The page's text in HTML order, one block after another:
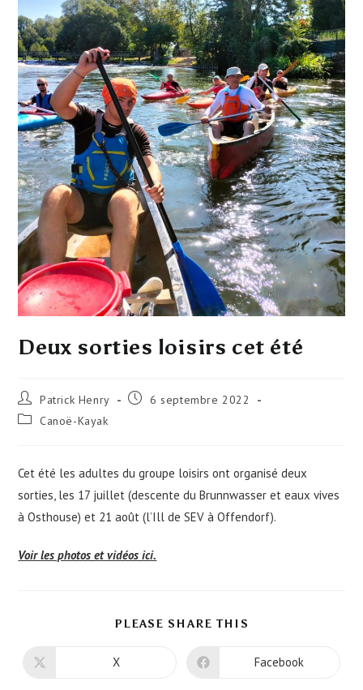
Deux sorties loisirs cet été
Auteur/autrice
de
la
Patrick Henry
Publication
6 septembre 2022
Post Canoë-Kayak
Cet été les adultes du groupe loisirs ont organisé deux
sorties, les 17 juillet (descente du Brunnwasser et eaux vives
à Osthouse) et 21 août (l’Ill de SEV à Offendorf).
Voir les photos et vidéos ici.
PLEASE SHARE THIS
CONTENU
Ouvrir
X Ouvrir
Facebook